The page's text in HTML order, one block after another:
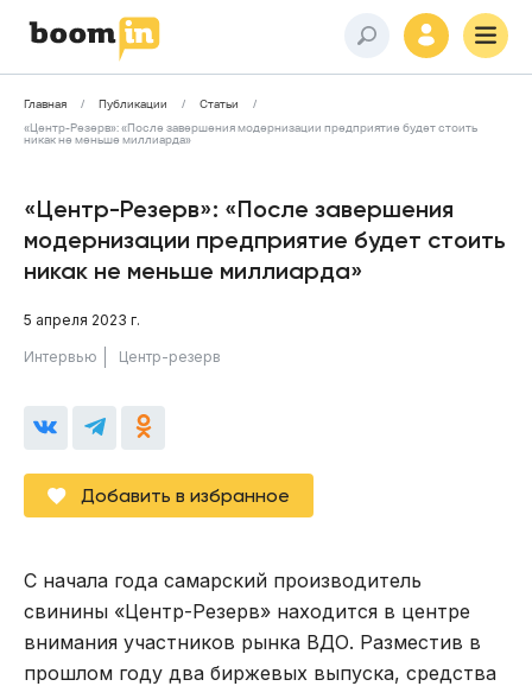
Главная Публикации
Статьи
«Центр-Резерв»: «После завершения модернизации предприятие будет стоить
никак не меньше миллиарда»
«Центр-Резерв»: «После завершения
модернизации предприятие будет стоить
никак не меньше миллиарда»
5 апреля 2023 г.
Интервью Центр-резерв
Добавить в избранное
С начала года самарский производитель
свинины «Центр-Резерв» находится в центре
внимания участников рынка ВДО. Разместив в
прошлом году два биржевых выпуска, средства